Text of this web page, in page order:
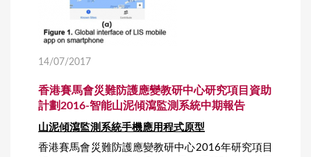
14/07/2017
香港賽馬會災難防護應變教研中心研究項目資助
計劃2016-智能山泥傾瀉監測系統中期報告
山泥傾瀉監測系統手機應用程式原型
香港賽馬會災難防護應變教研中心2016年研究項目